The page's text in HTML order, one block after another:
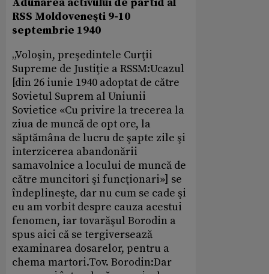
RSS Moldoveneşti 9-10
septembrie 1940
„Voloşin, preşedintele Curţii
Supreme de Justiţie a RSSM:Ucazul
[din 26 iunie 1940 adoptat de către
Sovietul Suprem al Uniunii
Sovietice «Cu privire la trecerea la
ziua de muncă de opt ore, la
săptămâna de lucru de şapte zile şi
interzicerea abandonării
samavolnice a locului de muncă de
către muncitori şi funcţionari»] se
îndeplineşte, dar nu cum se cade şi
eu am vorbit despre cauza acestui
fenomen, iar tovarăşul Borodin a
spus aici că se tergiversează
examinarea dosarelor, pentru a
chema martori.Tov. Borodin:Dar